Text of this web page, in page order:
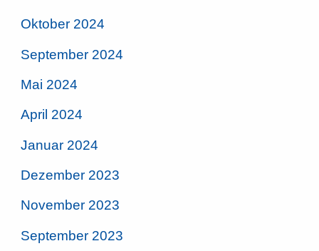
Oktober 2024
September 2024
Mai 2024
April 2024
Januar 2024
Dezember 2023
November 2023
September 2023